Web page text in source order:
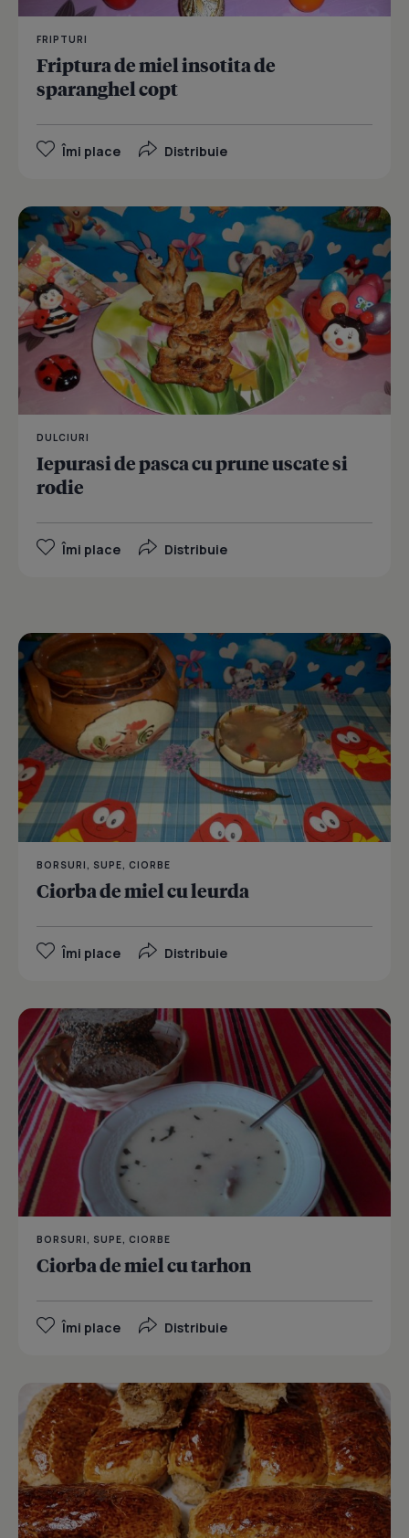
FRIPTURI
Friptura de miel insotita de
sparanghel copt
Îmi place Distribuie
DULCIURI
Iepurasi de pasca cu prune uscate si
rodie
Îmi place Distribuie
BORSURI, SUPE, CIORBE
Ciorba de miel cu leurda
Îmi place Distribuie
BORSURI, SUPE, CIORBE
Ciorba de miel cu tarhon
Îmi place Distribuie